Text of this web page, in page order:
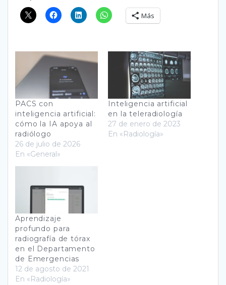
Más
PACS con
inteligencia artificial:
cómo la IA apoya al
radiólogo
26 de julio de 2026
En «General»
Inteligencia artificial
en la teleradiología
27 de enero de 2023
En «Radiología»
Aprendizaje
profundo para
radiografía de tórax
en el Departamento
de Emergencias
12 de agosto de 2021
En «Radiología»